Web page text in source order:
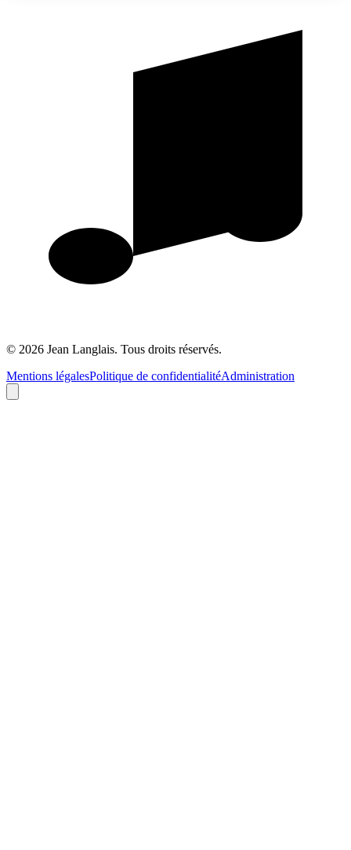
© 2026 Jean Langlais. Tous droits réservés.
Mentions légalesPolitique de confidentialitéAdministration